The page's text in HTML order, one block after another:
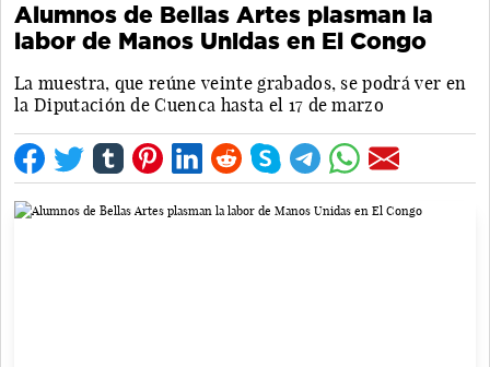
Alumnos de Bellas Artes plasman la
labor de Manos Unidas en El Congo
La muestra, que reúne veinte grabados, se podrá ver en
la Diputación de Cuenca hasta el 17 de marzo